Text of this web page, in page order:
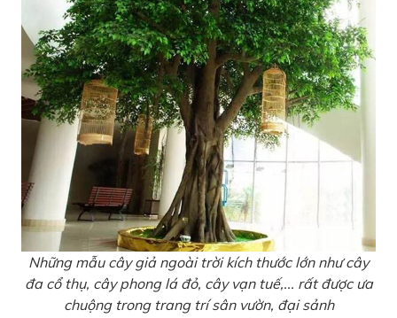
Những mẫu cây giả ngoài trời kích thước lớn như cây
đa cổ thụ, cây phong lá đỏ, cây vạn tuế,... rất được ưa
chuộng trong trang trí sân vườn, đại sảnh